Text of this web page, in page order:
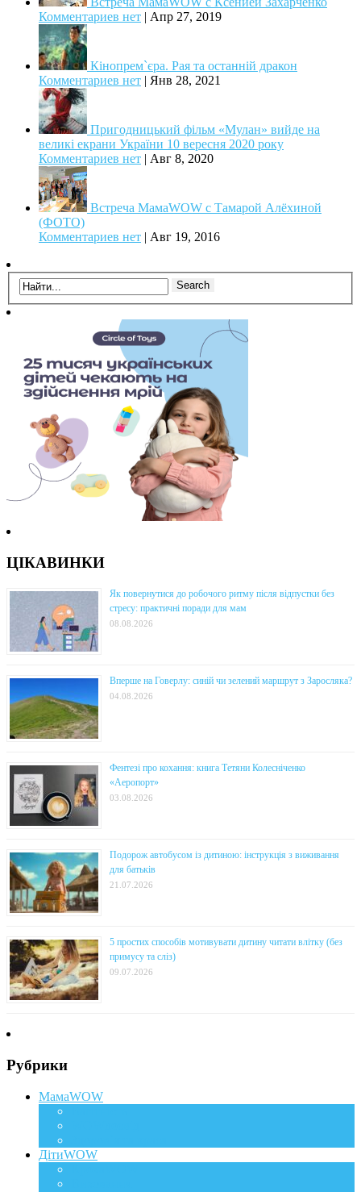
Комментариев нет | Апр 27, 2019
Кінопрем`єра. Рая та останній дракон
Комментариев нет | Янв 28, 2021
Пригодницький фільм «Мулан» вийде на
великі екрани України 10 вересня 2020 року
Комментариев нет | Авг 8, 2020
Встреча МамаWOW с Тамарой Алёхиной
(ФОТО)
Комментариев нет | Авг 19, 2016
ЦІКАВИНКИ
Як повернутися до робочого ритму після відпустки без
стресу: практичні поради для мам
08.08.2026
Вперше на Говерлу: синій чи зелений маршрут з Заросляка?
04.08.2026
Фентезі про кохання: книга Тетяни Колесніченко
«Аеропорт»
03.08.2026
Подорож автобусом із дитиною: інструкція з виживання
для батьків
21.07.2026
5 простих способів мотивувати дитину читати влітку (без
примусу та сліз)
09.07.2026
Рубрики
МамаWOW
ДітиWOW